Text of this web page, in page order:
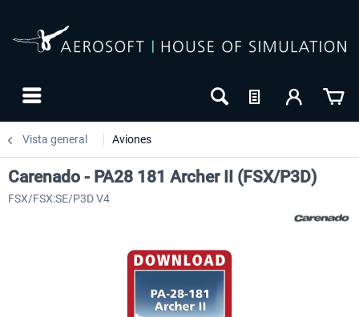
Vista general Aviones
Carenado - PA28 181 Archer II (FSX/P3D)
FSX/FSX:SE/P3D V4